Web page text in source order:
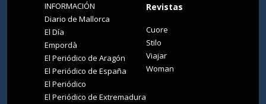
INFORMACIÓN
Diario de Mallorca
El Día
Empordà
El Periódico de Aragón
El Periódico de España
El Periódico
El Periódico de Extremadura
Revistas
Cuore
Stilo
Viajar
Woman